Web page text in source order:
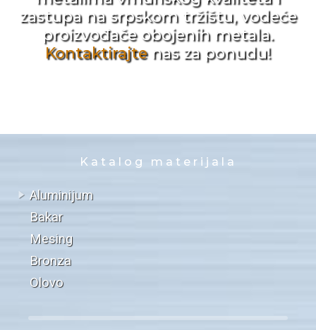
zastupa na srpskom tržištu, vodeće
proizvođače obojenih metala.
Kontaktirajtenas za ponudu!
Katalog materijala
Aluminijum
Bakar
Mesing
Bronza
Olovo